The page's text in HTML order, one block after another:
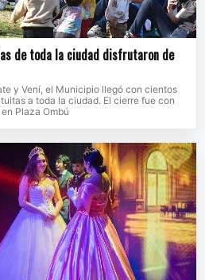
de toda la ciudad disfrutaron de
y Vení, el Municipio llegó con cientos
a toda la ciudad. El cierre fue con
Plaza Ombú